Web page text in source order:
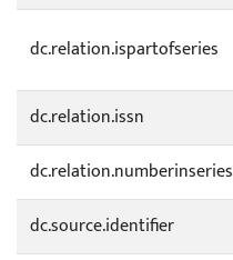
dc.relation.ispartofseries
dc.relation.issn
dc.relation.numberinseries
dc.source.identifier